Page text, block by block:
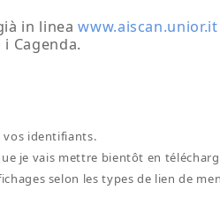
in lineawww.aiscan.unior.it
Cagenda.
vos identifiants.
je vais mettre bientôt en
selon les types de lien de